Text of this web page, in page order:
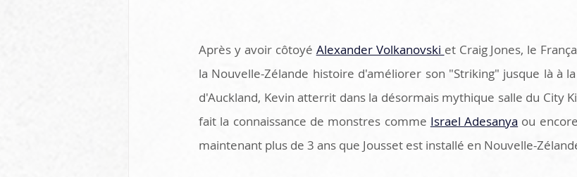
Après y avoir côtoyé Alexander Volkanovski et Craig Jones, le
la Nouvelle-Zélande histoire d'améliorer son "Striking" jusque là à
d'Auckland, Kevin atterrit dans la désormais mythique salle du City
fait la connaissance de monstres comme Israel Adesanya ou
maintenant plus de 3 ans que Jousset est installé en Nouvelle-